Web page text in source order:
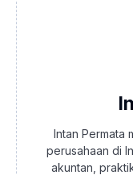
Intan Permata
perusahaan di
akuntan,